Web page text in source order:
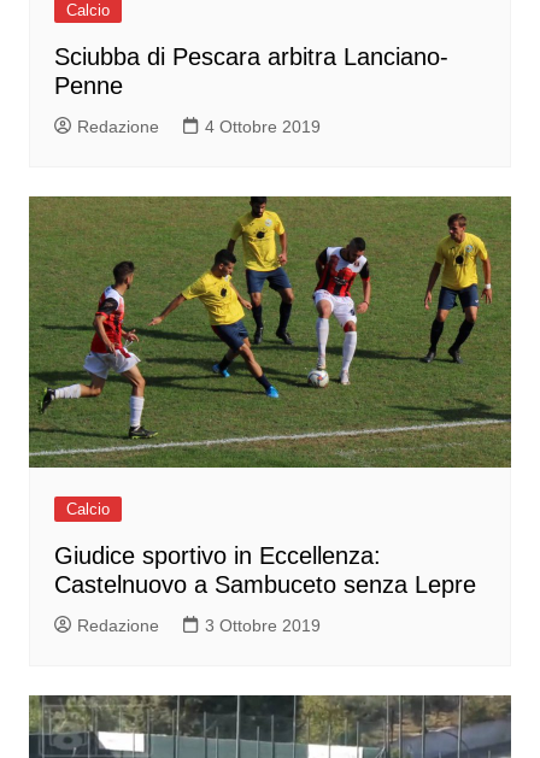
Calcio
Sciubba di Pescara arbitra Lanciano-
Penne
Redazione 4 Ottobre 2019
Calcio
Giudice sportivo in Eccellenza:
Castelnuovo a Sambuceto senza Lepre
Redazione 3 Ottobre 2019